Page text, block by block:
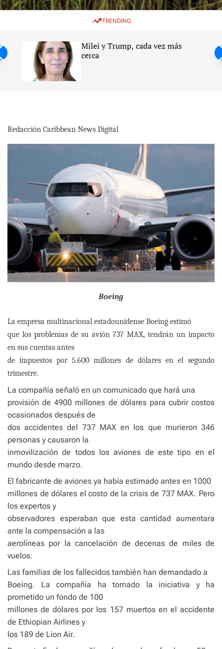
w
c
e
e
TRENDING
Milei y Trump, cada vez más
cerca
Redacción Caribbean News Digital
Boeing
La empresa multinacional estadounidense​ Boeing estimó
que los problemas de su avión 737 MAX, tendrán un impacto
en sus cuentas antes
de impuestos por 5.600 millones de dólares en el segundo
trimestre.
La compañía señaló en un comunicado que hará una
provisión de 4900 millones de dólares para cubrir costos
ocasionados después de
dos accidentes del 737 MAX en los que murieron 346
personas y causaron la
inmovilización de todos los aviones de este tipo en el
mundo desde marzo.
El fabricante de aviones ya había estimado antes en 1000
millones de dólares el costo de la crisis de 737 MAX. Pero
los expertos y
observadores esperaban que esta cantidad aumentara
ante la compensación a las
aerolíneas por la cancelación de decenas de miles de
vuelos.
Las familias de los fallecidos también han demandado a
Boeing. La compañía ha tomado la iniciativa y ha
prometido un fondo de 100
millones de dólares por los 157 muertos en el accidente
de Ethiopian Airlines y
los 189 de Lion Air.